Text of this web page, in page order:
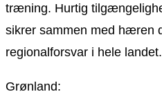
træning. Hurtig
sikrer sammen med hæren
regionalforsvar i hele landet.
Grønland: